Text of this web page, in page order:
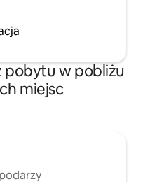
pobytu w pobliżu
miejsc